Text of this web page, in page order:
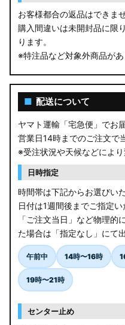
お客様都合の返品はできませ
購入間違いは未開封品に限
ります。
※特注品など対象外商品が
■ 配送について
ヤマト運輸「宅急便」でお
営業日14時までのご注文で
※受注状況や天候などによ
日時指定
時間帯は下記からお選びい
日付は1週間後までご指定い
「ご注文当日」など物理的
た場合は「指定なし」にて
午前中 14時〜16時
19時〜21時
センター止め